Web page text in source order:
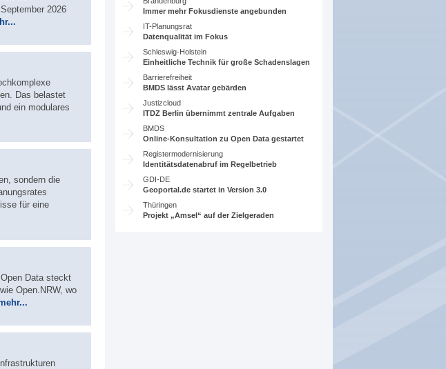
2026
Das belastet
ein modulares
sondern die
für eine
Data steckt
Open.NRW, wo
Immer mehr Fokusdienste angebunden
IT-Planungsrat
Datenqualität im Fokus
Schleswig-Holstein
Einheitliche Technik für große Schadenslagen
Barrierefreiheit
BMDS lässt Avatar gebärden
Justizcloud
ITDZ Berlin übernimmt zentrale Aufgaben
BMDS
Online-Konsultation zu Open Data gestartet
Registermodernisierung
Identitätsdatenabruf im Regelbetrieb
GDI-DE
Geoportal.de startet in Version 3.0
Thüringen
Projekt „Amsel“ auf der Zielgeraden